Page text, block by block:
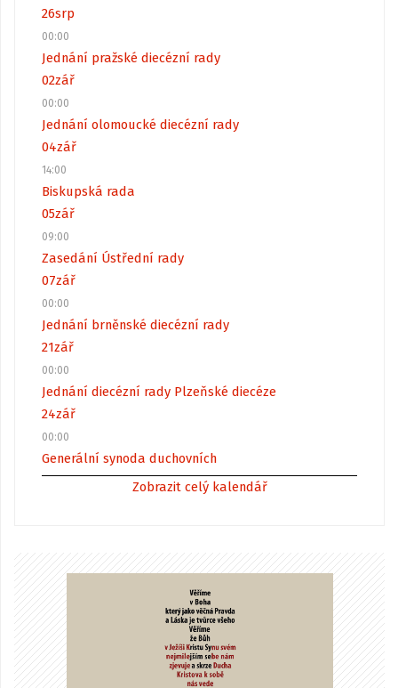
26srp
00:00
Jednání pražské diecézní rady
02zář
00:00
Jednání olomoucké diecézní rady
04zář
14:00
Biskupská rada
05zář
09:00
Zasedání Ústřední rady
07zář
00:00
Jednání brněnské diecézní rady
21zář
00:00
Jednání diecézní rady Plzeňské diecéze
24zář
00:00
Generální synoda duchovních
Zobrazit celý kalendář